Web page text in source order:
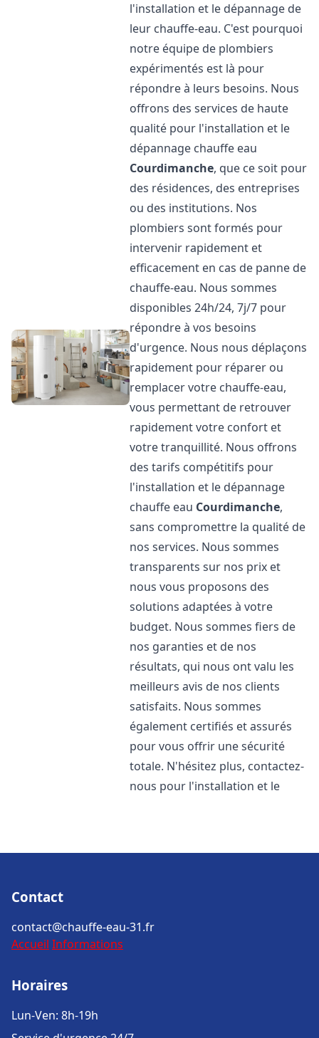
l'installation et le dépannage de
leur chauffe-eau. C'est pourquoi
notre équipe de plombiers
expérimentés est là pour
répondre à leurs besoins. Nous
offrons des services de haute
qualité pour l'installation et le
dépannage chauffe eau
Courdimanche, que ce soit pour
des résidences, des entreprises
ou des institutions. Nos
plombiers sont formés pour
intervenir rapidement et
efficacement en cas de panne de
chauffe-eau. Nous sommes
disponibles 24h/24, 7j/7 pour
répondre à vos besoins
d'urgence. Nous nous déplaçons
rapidement pour réparer ou
remplacer votre chauffe-eau,
vous permettant de retrouver
rapidement votre confort et
votre tranquillité. Nous offrons
des tarifs compétitifs pour
l'installation et le dépannage
chauffe eau Courdimanche,
sans compromettre la qualité de
nos services. Nous sommes
transparents sur nos prix et
nous vous proposons des
solutions adaptées à votre
budget. Nous sommes fiers de
nos garanties et de nos
résultats, qui nous ont valu les
meilleurs avis de nos clients
satisfaits. Nous sommes
également certifiés et assurés
pour vous offrir une sécurité
totale. N'hésitez plus, contactez-
nous pour l'installation et le
Contact
contact@chauffe-eau-31.fr
Accueil Informations
Horaires
Lun-Ven: 8h-19h